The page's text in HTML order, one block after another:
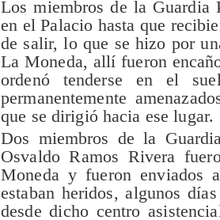
Los miembros de la Guardia
en el Palacio hasta que
de salir, lo que se hizo por
La Moneda, allí fueron
ordenó tenderse en el
permanentemente
que se dirigió hacia ese lugar.
Dos miembros de la
Osvaldo Ramos Rivera
Moneda y fueron enviados
estaban heridos, algunos
desde dicho centro